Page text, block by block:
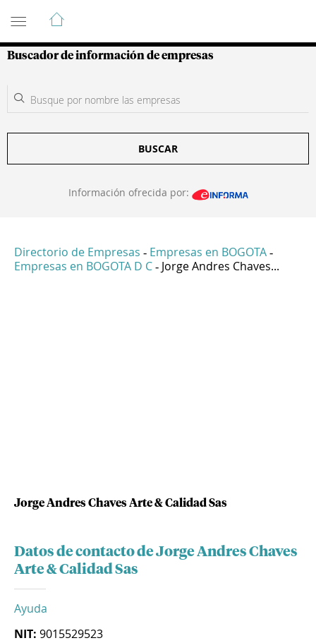
Guía de Empresas Colombianas
Buscador de información de empresas
BUSCAR
Información ofrecida por:
Directorio de Empresas - Empresas en BOGOTA -
Empresas en BOGOTA D C - Jorge Andres Chaves...
Jorge Andres Chaves Arte & Calidad Sas
Datos de contacto de Jorge Andres Chaves
Arte & Calidad Sas
Ayuda
NIT: 9015529523